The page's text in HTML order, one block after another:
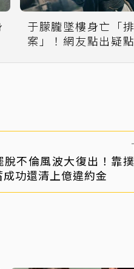
于朦朧墜樓身亡「
案」！網友點出疑
脫不倫風波大復出！靠
成功還清上億違約金